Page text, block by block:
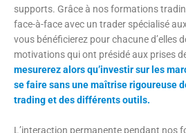
supports. Grâce à nos formations
face-à-face avec un trader spécialisé
vous bénéficierez pour chacune d’elles
motivations qui ont présidé aux prises
mesurerez alors qu’investir sur les
se faire sans une maîtrise rigoureuse
trading et des différents outils.
L’interaction permanente pendant nos